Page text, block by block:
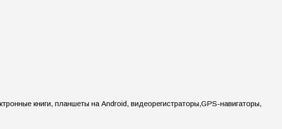
книги, планшеты на Android, видеорегистраторы,GPS-навигаторы,